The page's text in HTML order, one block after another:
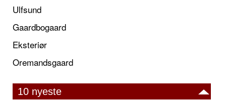
Ulfsund
Gaardbogaard
Eksteriør
Oremandsgaard
10 nyeste